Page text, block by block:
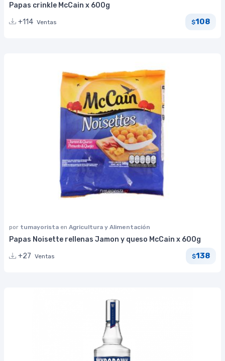
Papas crinkle McCain x 600g
+114 Ventas $108
por tumayorista en Agricultura y Alimentación
Papas Noisette rellenas Jamon y queso McCain x 600g
+27 Ventas $138